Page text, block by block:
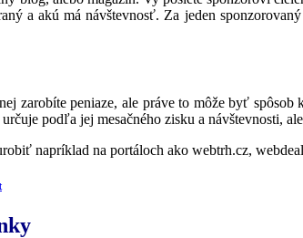
a akú má návštevnosť. Za jeden
zarobíte peniaze, ale práve to môže byť
podľa jej mesačného zisku a
napríklad na portáloch ako webtrh.cz,